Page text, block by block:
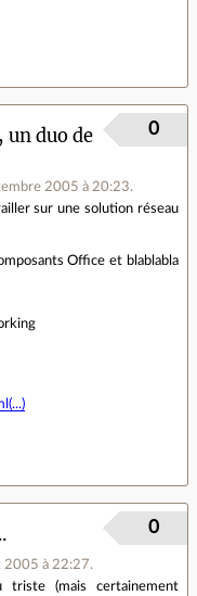
duo de
2005 à 20:23.
0
sur une solution réseau
Office et blablabla
2005 à 22:27.
0
triste (mais certainement